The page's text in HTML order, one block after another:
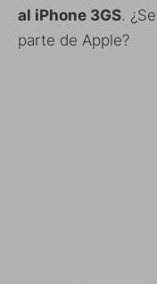
al iPhone 3GS.
parte de Apple?